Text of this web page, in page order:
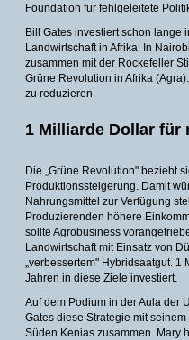
Foundation für fehlgeleitete
Bill Gates investiert schon lange
Landwirtschaft in Afrika. In
zusammen mit der Rockefeller
Grüne Revolution in Afrika
zu reduzieren.
1 Milliarde Dollar für
Die „Grüne Revolution" bezieht
Produktionssteigerung. Damit
Nahrungsmittel zur Verfügung
Produzierenden höhere
sollte Agrobusiness
Landwirtschaft mit Einsatz von
„verbessertem" Hybridsaatgut. 1
Jahren in diese Ziele investiert.
Auf dem Podium in der Aula der
Gates diese Strategie mit
Süden Kenias zusammen. Mary